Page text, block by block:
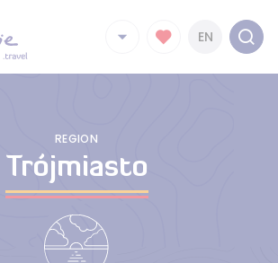
EN
REGION
Trójmiasto